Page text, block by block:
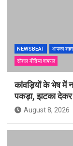
NEWSBEAT आपका शहर
सोशल मीडिया वायरल
कांवड़ियों के भेष में
पकड़ा, झटका देकर
August 8, 2026